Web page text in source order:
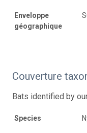
Enveloppe
géographique
Couverture
Bats identified by
Species